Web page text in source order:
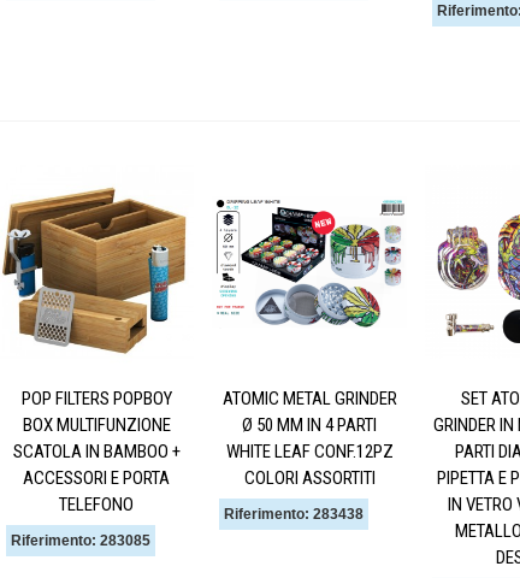
POP FILTERS POPBOY
BOX MULTIFUNZIONE
SCATOLA IN BAMBOO +
ACCESSORI E PORTA
TELEFONO
Riferimento: 283085
ATOMIC METAL GRINDER
Ø 50 MM IN 4 PARTI
WHITE LEAF CONF.12PZ
COLORI ASSORTITI
Riferimento: 283438
SET
GRINDER
PARTI
PIPETTA E
IN VETRO